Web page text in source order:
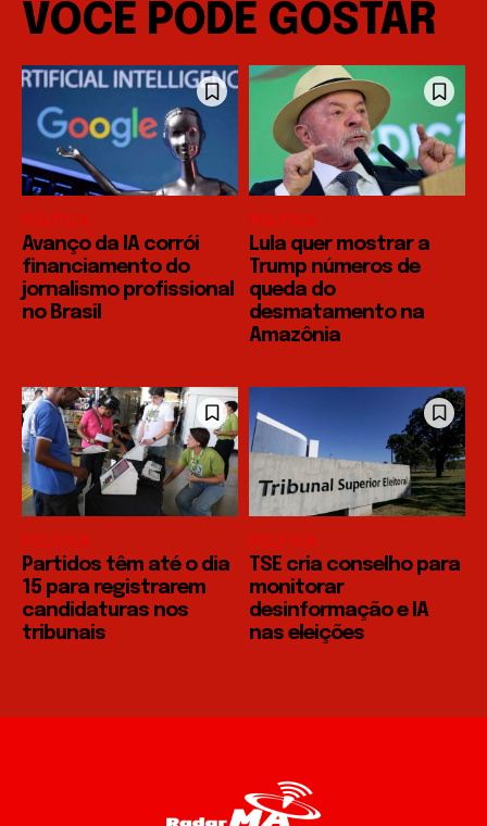
VOCÊ PODE GOSTAR
POLÍTICA
Avanço da IA corrói
financiamento do
jornalismo profissional
no Brasil
POLÍTICA
Lula quer mostrar a
Trump números de
queda do
desmatamento na
Amazônia
POLÍTICA
Partidos têm até o dia
15 para registrarem
candidaturas nos
tribunais
POLÍTICA
TSE cria conselho para
monitorar
desinformação e IA
nas eleições